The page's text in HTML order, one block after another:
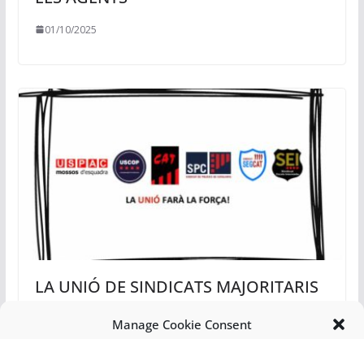
Manage Cookie Consent
01/10/2025
LA UNIÓ DE SINDICATS MAJORITARIS
LES MILLORES DEL COL·LECTIU